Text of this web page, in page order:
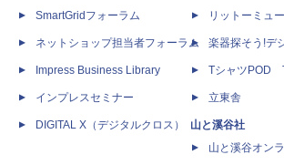
SmartGridフォーラム
ネットショップ担当者フォーラム
Impress Business Library
インプレスセミナー
DIGITAL X（デジタルクロス）
リットーミュ
楽器探そう!デ
TシャツPOD
立東舎
山と溪谷社
山と溪谷オン